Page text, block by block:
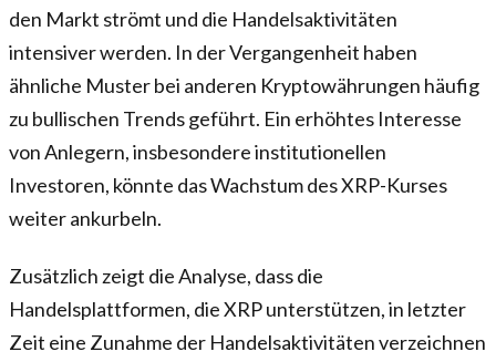
den Markt strömt und die Handelsaktivitäten
intensiver werden. In der Vergangenheit haben
ähnliche Muster bei anderen Kryptowährungen häufig
zu bullischen Trends geführt. Ein erhöhtes Interesse
von Anlegern, insbesondere institutionellen
Investoren, könnte das Wachstum des XRP-Kurses
weiter ankurbeln.
Zusätzlich zeigt die Analyse, dass die
Handelsplattformen, die XRP unterstützen, in letzter
Zeit eine Zunahme der Handelsaktivitäten verzeichnen